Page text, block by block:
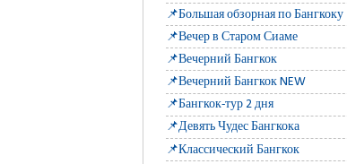
📌Большая обзорная по Бангкоку
📌Вечер в Старом Сиаме
📌Вечерний Бангкок
📌Вечерний Бангкок NEW
📌Бангкок-тур 2 дня
📌Девять Чудес Бангкока
📌Классический Бангкок